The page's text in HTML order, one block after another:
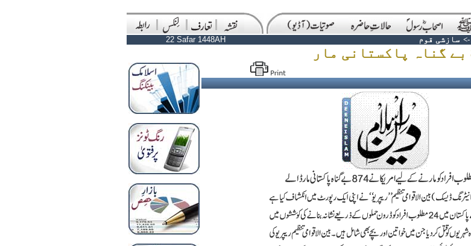
22 Safar 1448AH ->سازشی قوم
امریکہ نے874 بے گناہ پاکستانی مار